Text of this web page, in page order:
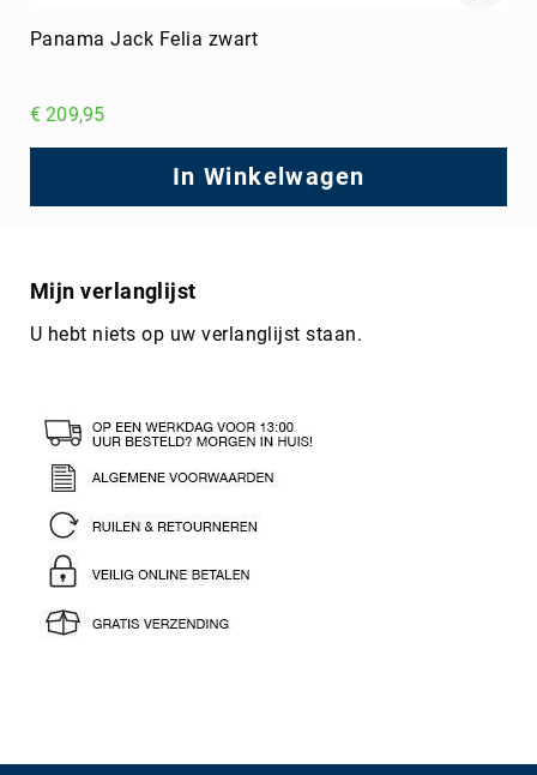
Panama Jack Felia zwart
€ 209,95
In Winkelwagen
Mijn verlanglijst
U hebt niets op uw verlanglijst staan.